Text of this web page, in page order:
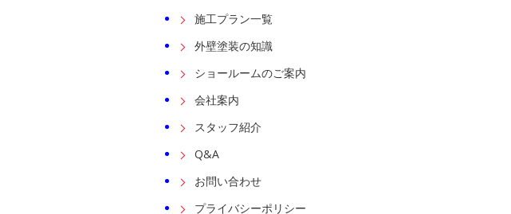
施工プラン一覧
外壁塗装の知識
ショールームのご案内
会社案内
スタッフ紹介
Q&A
お問い合わせ
プライバシーポリシー